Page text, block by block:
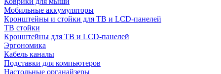
Мобильные аккумуляторы
Кронштейны и стойки для ТВ и LCD-панелей
ТВ стойки
Кронштейны для ТВ и LCD-панелей
Эргономика
Кабель каналы
Подставки для компьютеров
Настольные органайзеры